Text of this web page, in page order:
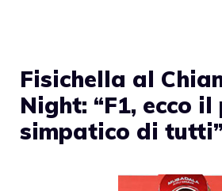
Fisichella al
Night: “F1, ecco il
simpatico di tutti”